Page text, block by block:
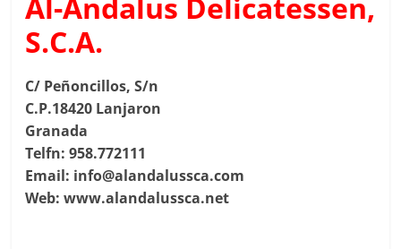
S.C.A.
C/ Peñoncillos, S/n
C.P.18420 Lanjaron
Granada
Telfn: 958.772111
Email: info@alandalussca.com
Web: www.alandalussca.net